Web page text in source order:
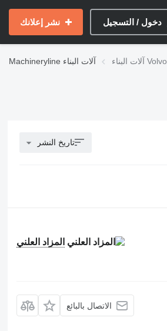
دخول / التسجيل نشر إعلانك
Machineryline آلات البناء آلات البناء Volvo
تاريخ النشر
المزاد العلني
الاتصال بالبائع